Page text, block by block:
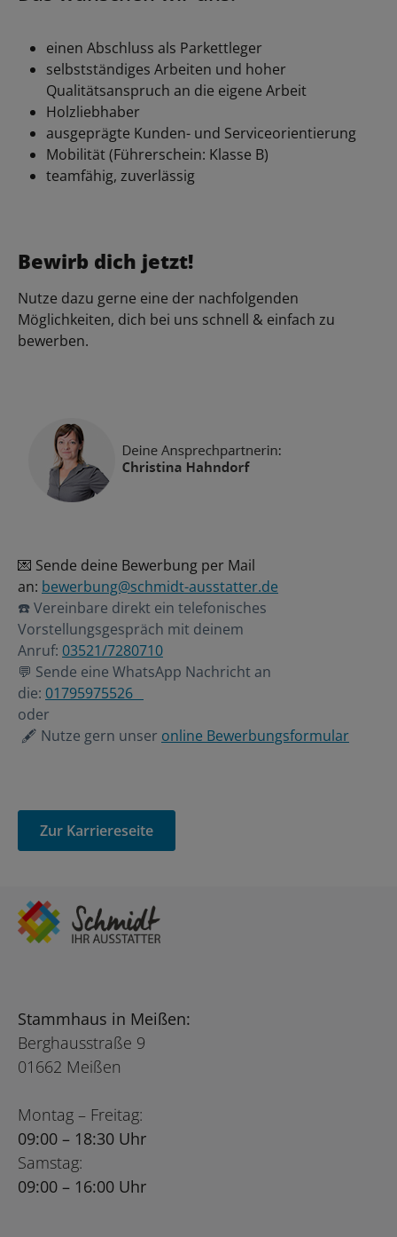
einen Abschluss als Parkettleger
selbstständiges Arbeiten und hoher
Qualitätsanspruch an die eigene Arbeit
Holzliebhaber
ausgeprägte Kunden- und Serviceorientierung
Mobilität (Führerschein: Klasse B)
teamfähig, zuverlässig
Bewirb dich jetzt!
Nutze dazu gerne eine der nachfolgenden
Möglichkeiten, dich bei uns schnell & einfach zu
bewerben.
💌 Sende deine Bewerbung per Mail
an: bewerbung@schmidt-ausstatter.de
☎️ Vereinbare direkt ein telefonisches
Vorstellungsgespräch mit deinem
Anruf: 03521/7280710
💬 Sende eine WhatsApp Nachricht an
die: 01795975526
oder
🖋️ Nutze gern unser online Bewerbungsformular
Zur Karriereseite
Stammhaus in Meißen:
Berghausstraße 9
01662 Meißen
Montag – Freitag:
09:00 – 18:30 Uhr
Samstag:
09:00 – 16:00 Uhr